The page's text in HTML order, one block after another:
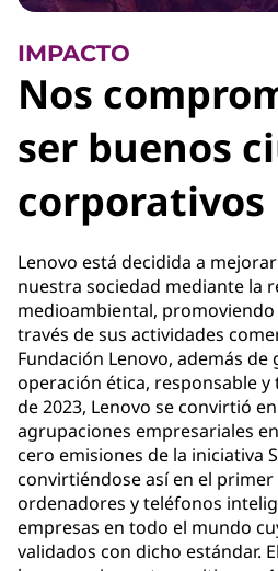
IMPACTO
Nos
ser buenos
corporativos
Lenovo está decidida a
nuestra sociedad mediante la
medioambiental, promoviendo
través de sus actividades
Fundación Lenovo, además
operación ética, responsable
de 2023, Lenovo se convirtió
agrupaciones empresariales
cero emisiones de la iniciativa
convirtiéndose así en el
ordenadores y teléfonos
empresas en todo el mundo
validados con dicho estándar.